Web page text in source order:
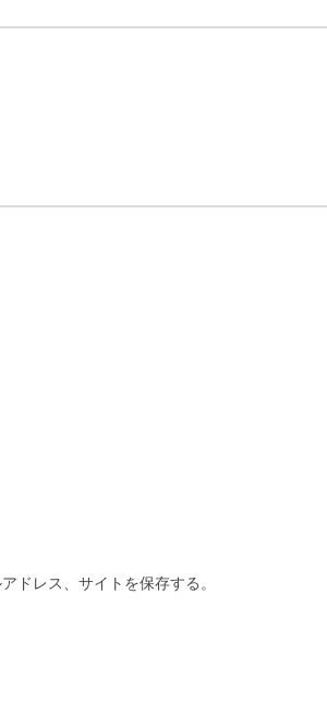
ドレス、サイトを保存する。